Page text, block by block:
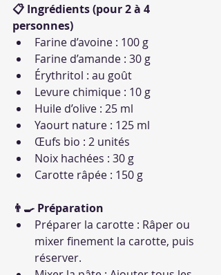
📋 Ingrédients (pour 2 à 4
personnes)
Farine d’avoine : 100 g
Farine d’amande : 30 g
Érythritol : au goût
Levure chimique : 10 g
Huile d’olive : 25 ml
Yaourt nature : 125 ml
Œufs bio : 2 unités
Noix hachées : 30 g
Carotte râpée : 150 g
👨‍🍳 Préparation
Préparer la carotte : Râper ou
mixer finement la carotte, puis
réserver.